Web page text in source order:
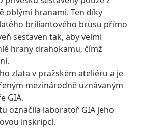
oblými hranami. Ten díky
briliantového brusu přímo
sestaven tak, aby velmi
hrany drahokamu, čímž
zlata v pražském ateliéru a je
mezinárodně uznávaným
GIA.
označila laboratoř GIA jeho
inskripcí.